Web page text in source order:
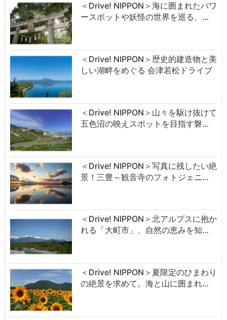
＜Drive! NIPPON＞海に囲まれたパワ
ースポットや妖怪の世界を巡る、…
＜Drive! NIPPON＞歴史的建造物と美
しい湖畔をめぐる 会津若松ドライブ
＜Drive! NIPPON＞山々を駆け抜けて
五色沼の映えスポットを目指す磐…
＜Drive! NIPPON＞写真に残したい絶
景！三豊～観音寺のフォトジェニ…
＜Drive! NIPPON＞北アルプスに抱か
れる「大町市」、自然の恵みを知…
＜Drive! NIPPON＞夏限定のひまわり
の絶景を求めて。海と山に囲まれ…